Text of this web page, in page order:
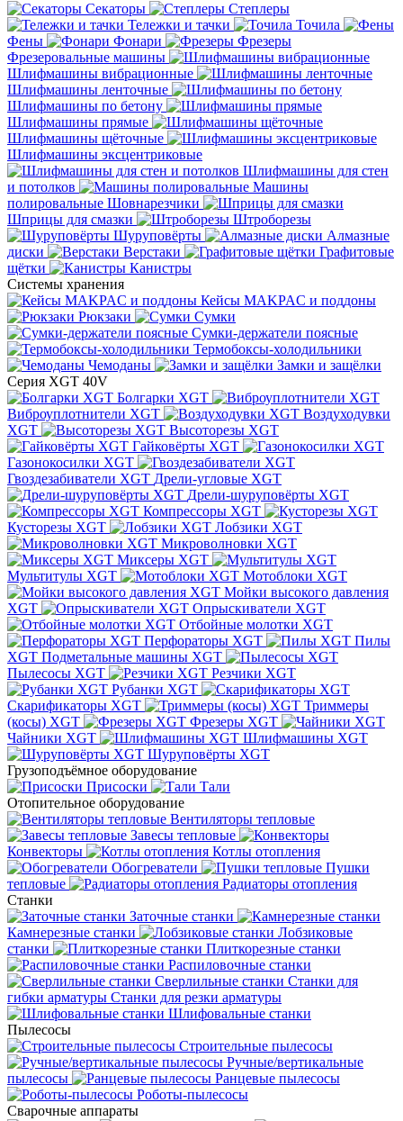
Секаторы
Степлеры
Тележки и тачки
Точила
Фены
Фонари
Фрезеры
Фрезеровальные машины
Шлифмашины вибрационные
Шлифмашины ленточные
Шлифмашины по бетону
Шлифмашины прямые
Шлифмашины щёточные
Шлифмашины эксцентриковые
Шлифмашины для стен
и потолков
Машины
полировальные Шовнарезчики
Шприцы для смазки
Штроборезы
Шуруповёрты
Алмазные
диски
Верстаки
Графитовые
щётки
Канистры
Системы хранения
Кейсы MAKPAC и поддоны
Рюкзаки
Сумки
Сумки-держатели поясные
Термобоксы-холодильники
Чемоданы
Замки и защёлки
Серия XGT 40V
Болгарки XGT
Виброуплотнители XGT
Воздуходувки
XGT
Высоторезы XGT
Гайковёрты XGT
Газонокосилки XGT
Гвоздезабиватели XGT Дрели-угловые XGT
Дрели-шуруповёрты XGT
Компрессоры XGT
Кусторезы XGT
Лобзики XGT
Микроволновки XGT
Миксеры XGT
Мультитулы XGT
Мотоблоки XGT
Мойки высокого давления
XGT
Опрыскиватели XGT
Отбойные молотки XGT
Перфораторы XGT
Пилы
XGT Подметальные машины XGT
Пылесосы XGT
Резчики XGT
Рубанки XGT
Скарификаторы XGT
Триммеры
(косы) XGT
Фрезеры XGT
Чайники XGT
Шлифмашины XGT
Шуруповёрты XGT
Грузоподъёмное оборудование
Присоски
Тали
Отопительное оборудование
Вентиляторы тепловые
Завесы тепловые
Конвекторы
Котлы отопления
Обогреватели
Пушки
тепловые
Радиаторы отопления
Станки
Заточные станки
Камнерезные станки
Лобзиковые
станки
Плиткорезные станки
Распиловочные станки
Сверлильные станки Станки для
гибки арматуры Станки для резки арматуры
Шлифовальные станки
Пылесосы
Строительные пылесосы
Ручные/вертикальные
пылесосы
Ранцевые пылесосы
Роботы-пылесосы
Сварочные аппараты